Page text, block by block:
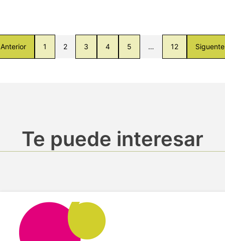
Anterior 1 2 3 4 5 … 12 Siguente
Te puede interesar